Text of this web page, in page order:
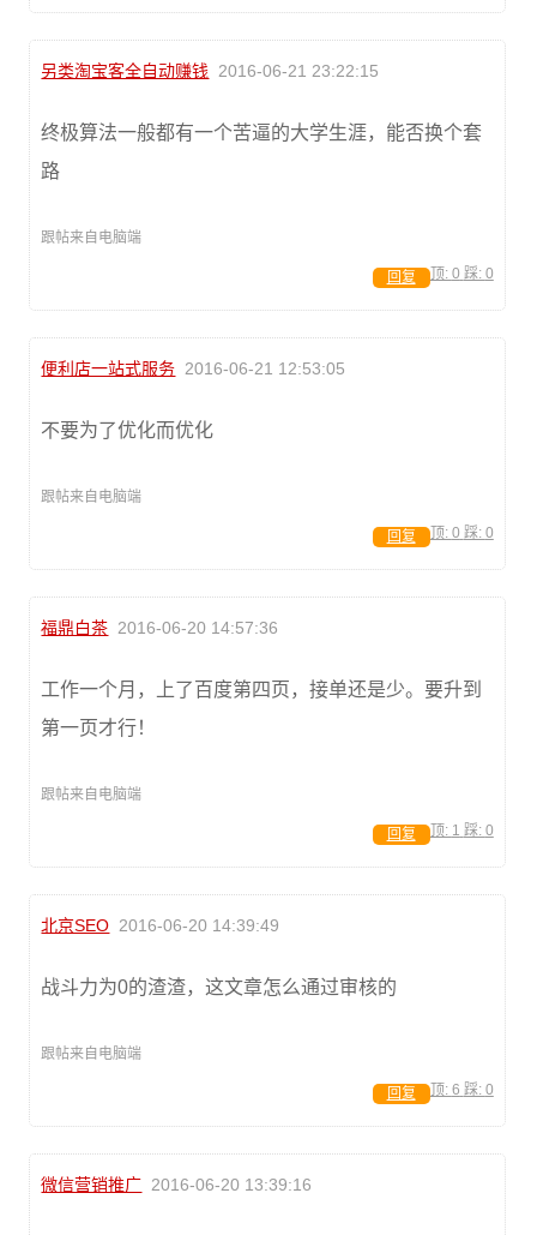
另类淘宝客全自动赚钱 2016-06-21 23:22:15
终极算法一般都有一个苦逼的大学生涯，能否换个套
路
跟帖来自电脑端
顶: 0 踩: 0
回复
便利店一站式服务 2016-06-21 12:53:05
不要为了优化而优化
跟帖来自电脑端
顶: 0 踩: 0
回复
福鼎白茶 2016-06-20 14:57:36
工作一个月，上了百度第四页，接单还是少。要升到
第一页才行！
跟帖来自电脑端
顶: 1 踩: 0
回复
北京SEO 2016-06-20 14:39:49
战斗力为0的渣渣，这文章怎么通过审核的
跟帖来自电脑端
顶: 6 踩: 0
回复
微信营销推广 2016-06-20 13:39:16